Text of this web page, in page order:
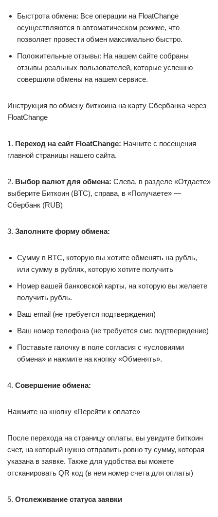
Быстрота обмена: Все операции на FloatChange
осуществляются в автоматическом режиме, что
позволяет провести обмен максимально быстро.
Положительные отзывы: На нашем сайте собраны
отзывы реальных пользователей, которые успешно
совершили обмены на нашем сервисе.
Инструкция по обмену биткоина на карту Сбербанка через
FloatChange
1. Переход на сайт FloatChange: Начните с посещения
главной страницы нашего сайта.
2. Выбор валют для обмена: Слева, в разделе «Отдаете»
выберите Биткоин (BTC), справа, в «Получаете» —
Сбербанк (RUB)
3. Заполните форму обмена:
Сумму в BTC, которую вы хотите обменять на рубль,
или сумму в рублях, которую хотите получить
Номер вашей банковской карты, на которую вы желаете
получить рубль.
Ваш email (не требуется подтверждения)
Ваш номер телефона (не требуется смс подтверждение)
Поставьте галочку в поле согласия с «условиями
обмена» и нажмите на кнопку «Обменять».
4. Совершение обмена:
Нажмите на кнопку «Перейти к оплате»
После перехода на страницу оплаты, вы увидите биткоин
счет, на который нужно отправить ровно ту сумму, которая
указана в заявке. Также для удобства вы можете
отсканировать QR код (в нем номер счета для оплаты)
5. Отслеживание статуса заявки